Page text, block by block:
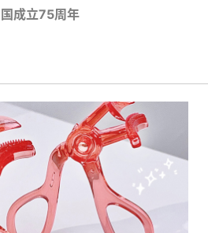
成立75周年